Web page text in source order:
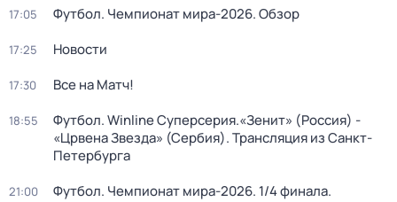
17:05 Футбол. Чемпионат мира-2026. Обзор
17:25 Новости
17:30 Все на Матч!
18:55
Футбол. Winline Суперсерия.«Зенит» (Россия) -
«Црвена Звезда» (Сербия). Трансляция из Санкт-
Петербурга
21:00
Футбол. Чемпионат мира-2026. 1/4 финала.